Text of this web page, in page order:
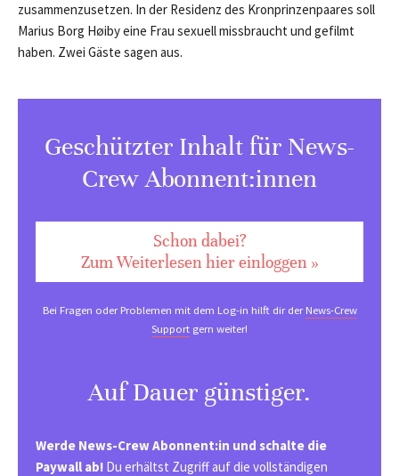
zusammenzusetzen. In der Residenz des Kronprinzenpaares soll
Marius Borg Høiby eine Frau sexuell missbraucht und gefilmt
haben. Zwei Gäste sagen aus.
Geschützter Inhalt für News-
Crew Abonnent:innen
Schon dabei?
Zum Weiterlesen hier einloggen »
Bei Fragen oder Problemen mit dem Log-in hilft dir derNews-Crew
Support gern weiter!
Auf Dauer günstiger.
Werde News-Crew Abonnent:in und schalte die
Paywall ab! Du erhältst Zugriff auf die vollständigen